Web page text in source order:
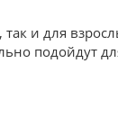
и для
подойдут